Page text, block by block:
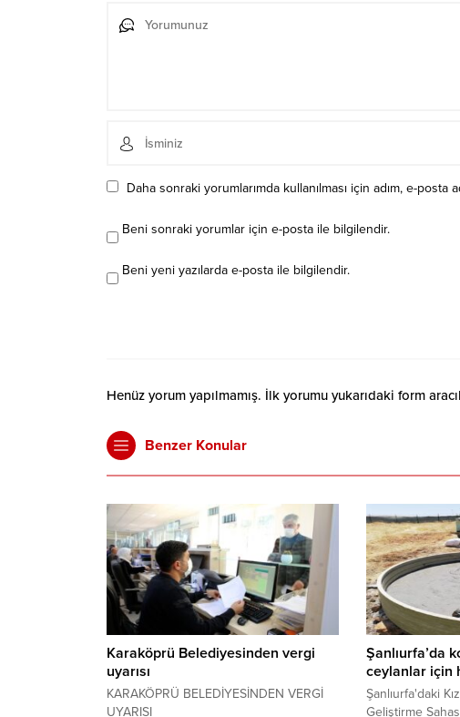
Daha sonraki yorumlarımda kullanılması için adım, e-
Beni sonraki yorumlar için e-posta ile bilgilendir.
Beni yeni yazılarda e-posta ile bilgilendir.
Henüz yorum yapılmamış. İlk yorumu yukarıdaki form
Benzer Konular
Karaköprü Belediyesinden vergi
uyarısı
KARAKÖPRÜ BELEDİYESİNDEN VERGİ
UYARISI
Şanlıurfa’da
ceylanlar için
Şanlıurfa'daki
Geliştirme